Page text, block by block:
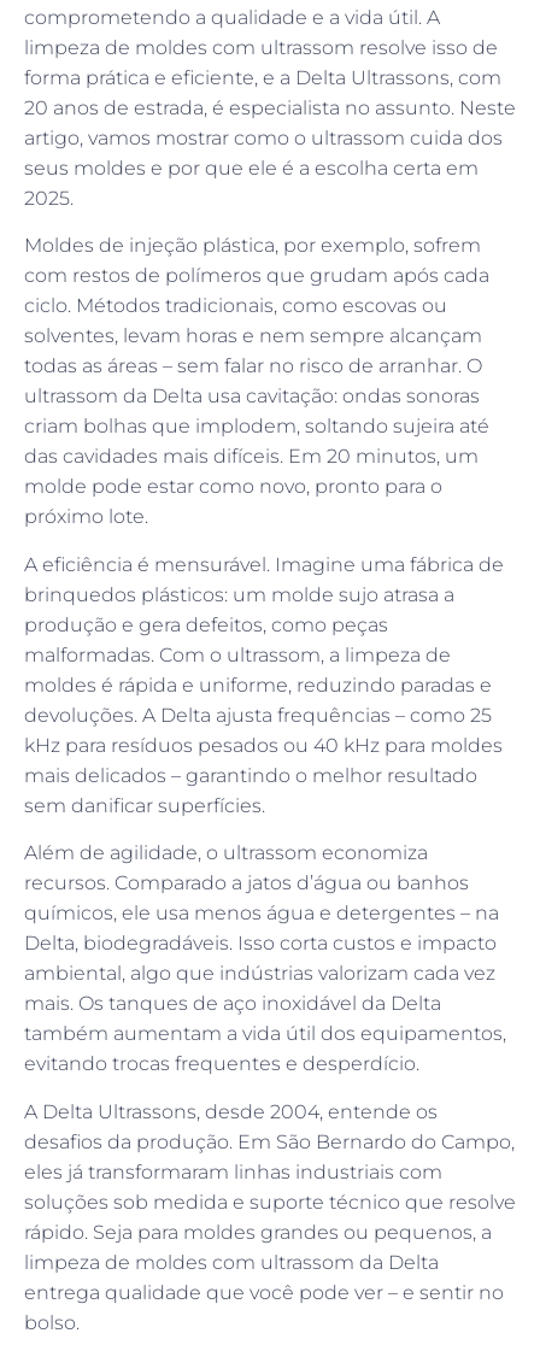
comprometendo a qualidade e a vida útil. A
limpeza de moldes com ultrassom resolve isso de
forma prática e eficiente, e a Delta Ultrassons, com
20 anos de estrada, é especialista no assunto. Neste
artigo, vamos mostrar como o ultrassom cuida dos
seus moldes e por que ele é a escolha certa em
2025.
Moldes de injeção plástica, por exemplo, sofrem
com restos de polímeros que grudam após cada
ciclo. Métodos tradicionais, como escovas ou
solventes, levam horas e nem sempre alcançam
todas as áreas – sem falar no risco de arranhar. O
ultrassom da Delta usa cavitação: ondas sonoras
criam bolhas que implodem, soltando sujeira até
das cavidades mais difíceis. Em 20 minutos, um
molde pode estar como novo, pronto para o
próximo lote.
A eficiência é mensurável. Imagine uma fábrica de
brinquedos plásticos: um molde sujo atrasa a
produção e gera defeitos, como peças
malformadas. Com o ultrassom, a limpeza de
moldes é rápida e uniforme, reduzindo paradas e
devoluções. A Delta ajusta frequências – como 25
kHz para resíduos pesados ou 40 kHz para moldes
mais delicados – garantindo o melhor resultado
sem danificar superfícies.
Além de agilidade, o ultrassom economiza
recursos. Comparado a jatos d’água ou banhos
químicos, ele usa menos água e detergentes – na
Delta, biodegradáveis. Isso corta custos e impacto
ambiental, algo que indústrias valorizam cada vez
mais. Os tanques de aço inoxidável da Delta
também aumentam a vida útil dos equipamentos,
evitando trocas frequentes e desperdício.
A Delta Ultrassons, desde 2004, entende os
desafios da produção. Em São Bernardo do Campo,
eles já transformaram linhas industriais com
soluções sob medida e suporte técnico que resolve
rápido. Seja para moldes grandes ou pequenos, a
limpeza de moldes com ultrassom da Delta
entrega qualidade que você pode ver – e sentir no
bolso.